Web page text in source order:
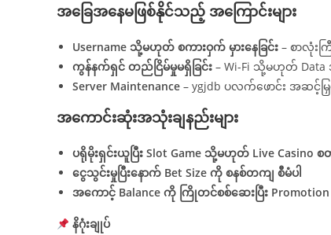
အခြေအနေမဖြစ်နိုင်သည့် အကြောင်းများ
Username သို့မဟုတ် စကားဝှက် မှားနေခြင်း – စာလုံးက
ကွန်နက်ရှင် တည်ငြိမ်မှုမရှိခြင်း – Wi-Fi သို့မဟုတ် Data
Server Maintenance – ygjdb ပလက်ဖောင်း အဆင့်မ
အကောင်းဆုံးအသုံးချနည်းများ
ပရိုမိုးရှင်းယူပြီး Slot Game သို့မဟုတ် Live Casino စ
ငွေသွင်းမှုပြီးနောက် Bet Size ကို စနစ်တကျ စီမံပါ
အကောင့် Balance ကို ကြိုတင်စစ်ဆေးပြီး Promotion
နိဂုံးချုပ်